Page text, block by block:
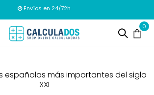
Envíos en 24/72h
0
españolas más importantes del siglo
XXI